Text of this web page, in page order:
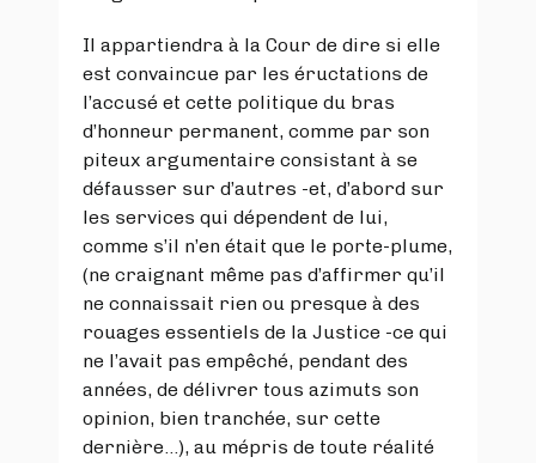
Il appartiendra à la Cour de dire si elle
est convaincue par les éructations de
l’accusé et cette politique du bras
d’honneur permanent, comme par son
piteux argumentaire consistant à se
défausser sur d’autres -et, d’abord sur
les services qui dépendent de lui,
comme s’il n’en était que le porte-plume,
(ne craignant même pas d’affirmer qu’il
ne connaissait rien ou presque à des
rouages essentiels de la Justice -ce qui
ne l’avait pas empêché, pendant des
années, de délivrer tous azimuts son
opinion, bien tranchée, sur cette
dernière…), au mépris de toute réalité